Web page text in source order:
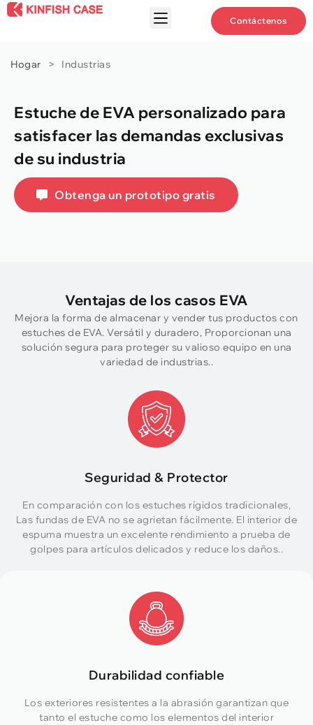
Contáctenos
Hogar > Industrias
Estuche de EVA personalizado para
satisfacer las demandas exclusivas
de su industria
Obtenga un prototipo gratis
Ventajas de los casos EVA
Mejora la forma de almacenar y vender tus productos con
estuches de EVA. Versátil y duradero, Proporcionan una
solución segura para proteger su valioso equipo en una
variedad de industrias..
Seguridad & Protector
En comparación con los estuches rígidos tradicionales,
Las fundas de EVA no se agrietan fácilmente. El interior de
espuma muestra un excelente rendimiento a prueba de
golpes para artículos delicados y reduce los daños..
Durabilidad confiable
Los exteriores resistentes a la abrasión garantizan que
tanto el estuche como los elementos del interior